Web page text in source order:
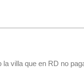
la villa que en RD no